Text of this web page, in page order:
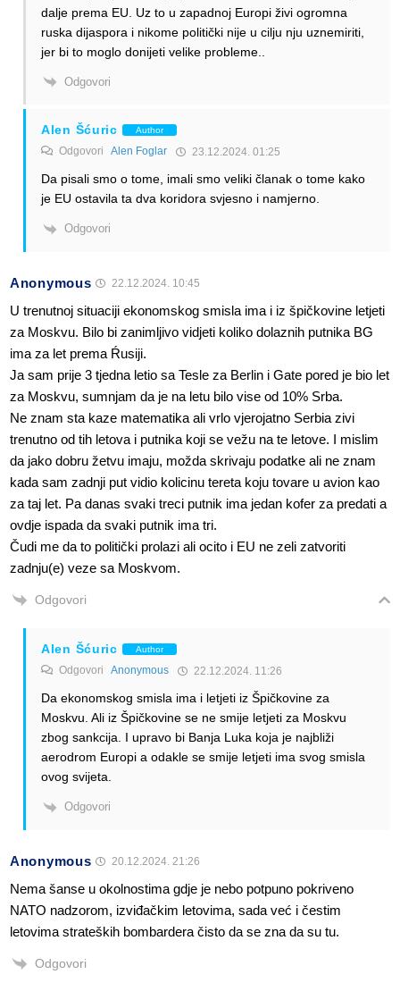
dalje prema EU. Uz to u zapadnoj Europi živi ogromna
ruska dijaspora i nikome politički nije u cilju nju uznemiriti,
jer bi to moglo donijeti velike probleme..
Odgovori
Alen Šćuric Author
Odgovori Alen Foglar 23.12.2024. 01:25
Da pisali smo o tome, imali smo veliki članak o tome kako
je EU ostavila ta dva koridora svjesno i namjerno.
Odgovori
Anonymous 22.12.2024. 10:45
U trenutnoj situaciji ekonomskog smisla ima i iz špičkovine letjeti
za Moskvu. Bilo bi zanimljivo vidjeti koliko dolaznih putnika BG
ima za let prema Ŕusiji.
Ja sam prije 3 tjedna letio sa Tesle za Berlin i Gate pored je bio let
za Moskvu, sumnjam da je na letu bilo vise od 10% Srba.
Ne znam sta kaze matematika ali vrlo vjerojatno Serbia zivi
trenutno od tih letova i putnika koji se vežu na te letove. I mislim
da jako dobru žetvu imaju, možda skrivaju podatke ali ne znam
kada sam zadnji put vidio kolicinu tereta koju tovare u avion kao
za taj let. Pa danas svaki treci putnik ima jedan kofer za predati a
ovdje ispada da svaki putnik ima tri.
Čudi me da to politički prolazi ali ocito i EU ne zeli zatvoriti
zadnju(e) veze sa Moskvom.
Odgovori
Alen Šćuric Author
Odgovori Anonymous 22.12.2024. 11:26
Da ekonomskog smisla ima i letjeti iz Špičkovine za
Moskvu. Ali iz Špičkovine se ne smije letjeti za Moskvu
zbog sankcija. I upravo bi Banja Luka koja je najbliži
aerodrom Europi a odakle se smije letjeti ima svog smisla
ovog svijeta.
Odgovori
Anonymous 20.12.2024. 21:26
Nema šanse u okolnostima gdje je nebo potpuno pokriveno
NATO nadzorom, izviđačkim letovima, sada već i čestim
letovima strateških bombardera čisto da se zna da su tu.
Odgovori